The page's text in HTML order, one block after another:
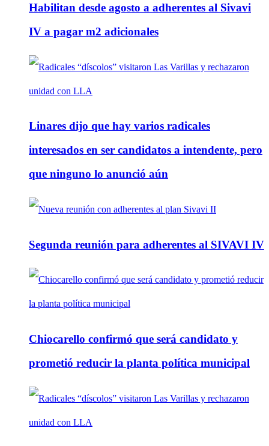
Habilitan desde agosto a adherentes al Sivavi
IV a pagar m2 adicionales
Linares dijo que hay varios radicales
interesados en ser candidatos a intendente, pero
que ninguno lo anunció aún
Segunda reunión para adherentes al SIVAVI IV
Chiocarello confirmó que será candidato y
prometió reducir la planta política municipal